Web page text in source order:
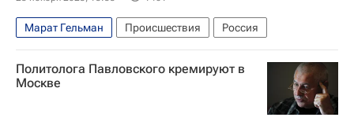
Марат Гельман Происшествия Россия
Политолога Павловского кремируют в
Москве